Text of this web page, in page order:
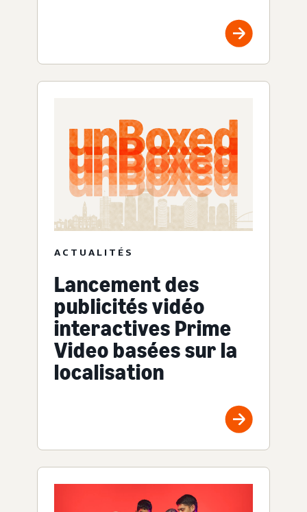
ACTUALITÉS
Lancement des
publicités vidéo
interactives Prime
Video basées sur la
localisation